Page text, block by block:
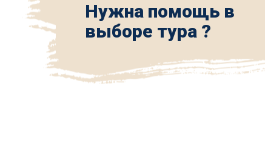
Нужна помощь в
выборе тура ?